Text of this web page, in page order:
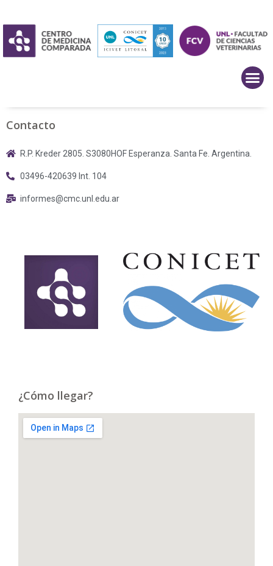
Contacto
R.P. Kreder 2805. S3080HOF Esperanza. Santa Fe. Argentina.
03496-420639 Int. 104
informes@cmc.unl.edu.ar
¿Cómo llegar?